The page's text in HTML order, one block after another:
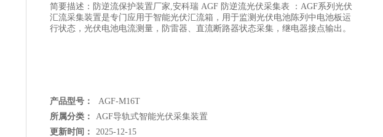
简要描述： 防逆流保护装置厂家,安科瑞 AGF 防逆流光伏采集表 ：AGF系列光伏
汇流采集装置是专门应用于智能光伏汇流箱，用于监测光伏电池陈列中电池板运
行状态，光伏电池电流测量，防雷器、直流断路器状态采集，继电器接点输出。
产品型号：
AGF-M16T
所属分类：
AGF导轨式智能光伏采集装置
更新时间：
2025-12-15